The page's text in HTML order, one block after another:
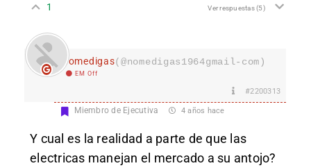
1 Ver respuestas(5)
nomedigas(@nomedigas1964gmail-com)
EM Off
#2200313
Miembro de Ejecutiva 4 años hace
Y cual es la realidad a parte de que las
electricas manejan el mercado a su antojo?